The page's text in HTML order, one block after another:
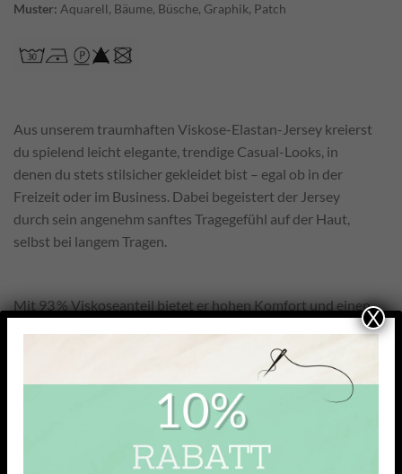
Muster: Aquarell, Bäume, Büsche, Graphik, Patch
Aus unserem traumhaften Viskose-Elastan-Jersey kreierst
du spielend leicht elegante, trendige Casual-Looks, in
denen du stets stilsicher gekleidet bist – egal ob in der
Freizeit oder im Business. Dabei begeistert der Jersey
durch sein angenehm sanftes Tragegefühl auf der Haut,
selbst bei langem Tragen.
Mit 93 % Viskoseanteil bietet er hohen Komfort und einen
besonders weichen, fließenden Fall. Das kühle Tragegefühl
macht ihn angenehm leicht auf der Haut, während die
glatte, leicht glänzende Oberfläche ideal für feine Oberteile
ist, die sich elegant an den Körper anschmiegen und
gleichzeitig viel Bewegungsfreiheit lassen.
X